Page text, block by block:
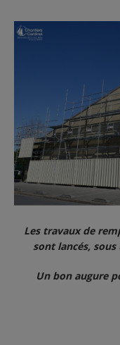
Les travaux de
sont lancés,
Un bon augure